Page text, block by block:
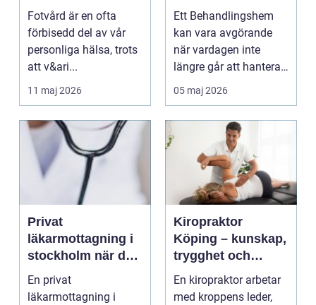
Helsingborg
Fotvård är en ofta
förbisedd del av vår
personliga hälsa, trots
att v&ari...
11 maj 2026
Ett Behandlingshem
kan vara avgörande
när vardagen inte
längre går att hantera
på egen hand. För
mån...
05 maj 2026
Privat
läkarmottagning i
stockholm när du
vill ha tid, trygghet
och specialistvård
En privat
läkarmottagning i
Kiropraktor
Köping – kunskap,
trygghet och
behandling som
gör skillnad
En kiropraktor arbetar
med kroppens leder,